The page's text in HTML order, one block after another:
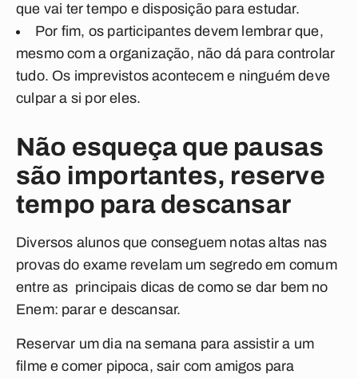
que vai ter tempo e disposição para estudar.
Por fim, os participantes devem lembrar que,
mesmo com a organização, não dá para controlar
tudo. Os imprevistos acontecem e ninguém deve
culpar a si por eles.
Não esqueça que pausas
são importantes, reserve
tempo para descansar
Diversos alunos que conseguem notas altas nas
provas do exame revelam um segredo em comum
entre as principais dicas de como se dar bem no
Enem: parar e descansar.
Reservar um dia na semana para assistir a um
filme e comer pipoca, sair com amigos para